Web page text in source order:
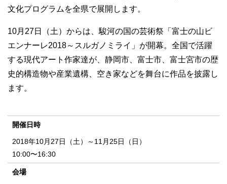
文化プログラムを全県で展開します。
10月27日（土）からは、駿河の国の芸術祭「富士の山ビ
エンナーレ2018～スルガノミライ」が開幕。全国で活躍
する現代アート作家達が、静岡市、富士市、富士宮市の歴
史的構造物や産業遺構、空き家などを舞台に作品を披露し
ます。
開催日時
2018年10月27日（土）～11月25日（日）
10:00〜16:30
会場